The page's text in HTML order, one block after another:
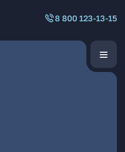
8 800 123-13-15